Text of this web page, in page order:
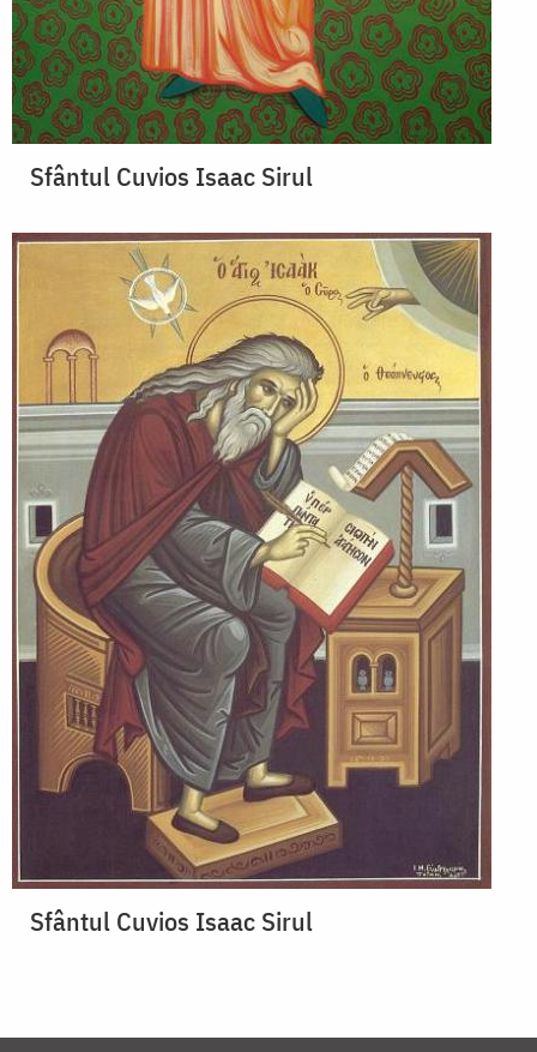
Sfântul Cuvios Isaac Sirul
Sfântul Cuvios Isaac Sirul